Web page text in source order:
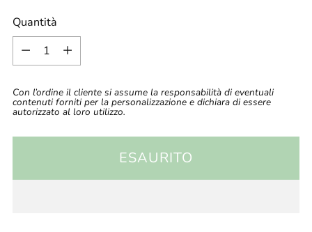
di
listino
Quantità
Quantità
Con l’ordine il cliente si assume la responsabilità di eventuali
contenuti forniti per la personalizzazione e dichiara di essere
autorizzato al loro utilizzo.
ESAURITO